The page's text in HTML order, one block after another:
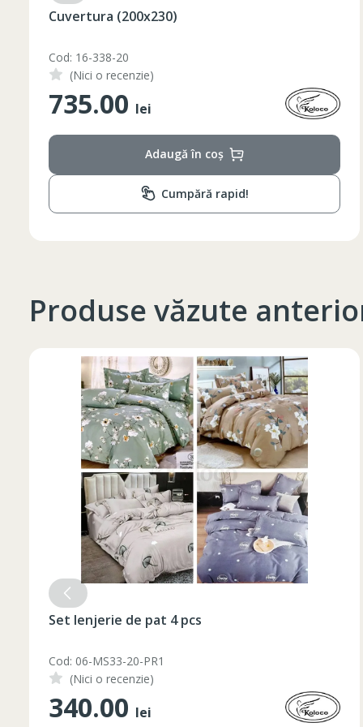
Set pahare vin rosu 6 pcs / 490 ml
Cod: 1210046
(Nici o recenzie)
348.00 lei
Adaugă în coș
Cumpără rapid!
Produse văzute
Set lenjerie de pat 4 pcs
Cod: 06-MS33-20-PR1
(Nici o recenzie)
340.00 lei